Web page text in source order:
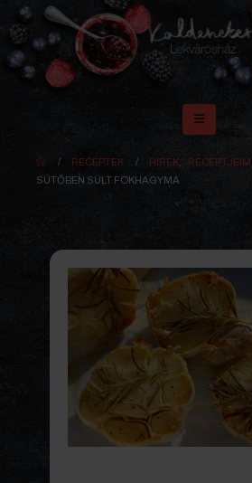
RECEPTEK HÍREK RECEPTJEIM
SÜTŐBEN SÜLT FOKHAGYMA